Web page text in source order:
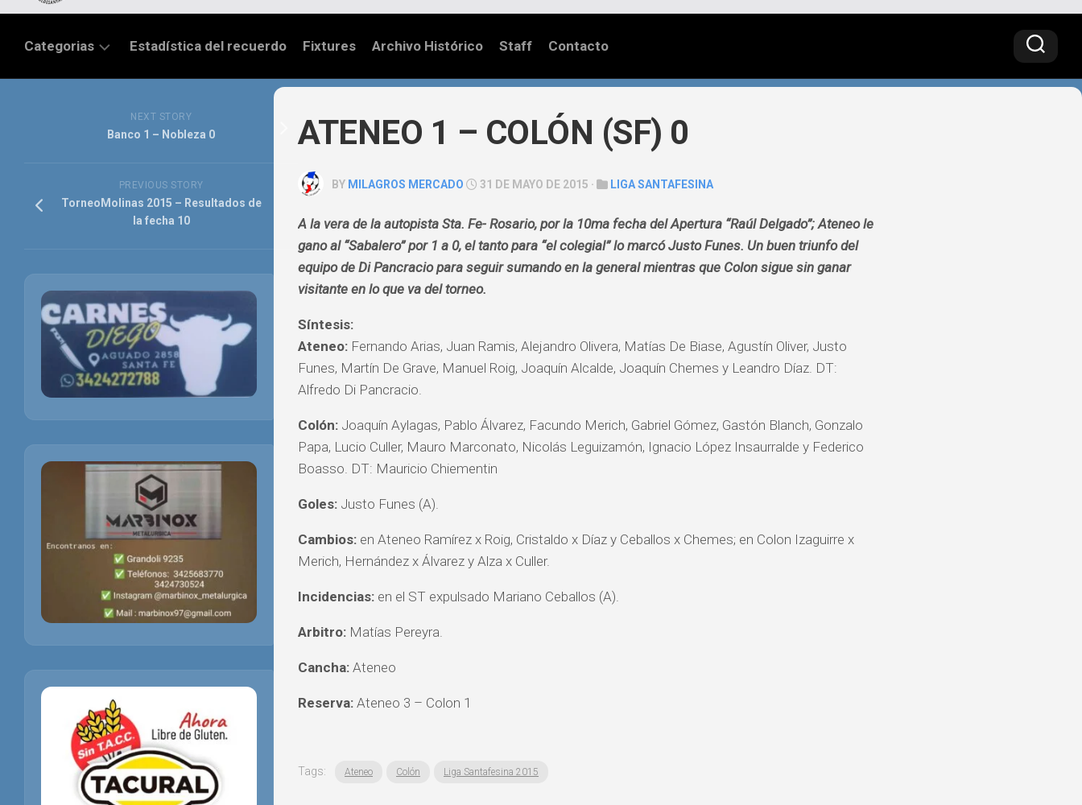
Categorias
TORNEO
FEDERAL
PRIMERA
FÚTBOL
INTERNACIONAL
Estadística del recuerdo Fixtures Archivo Histórico Staff Contacto
ATENEO 1 – COLÓN (SF) 0
BY MILAGROS MERCADO 31 DE MAYO DE 2015 · LIGA SANTAFESINA
A la vera de la autopista Sta. Fe- Rosario, por la 10ma fecha del Apertura “Raúl Delgado”; Ateneo le
gano al “Sabalero” por 1 a 0, el tanto para “el colegial” lo marcó Justo Funes. Un buen triunfo del
equipo de Di Pancracio para seguir sumando en la general mientras que Colon sigue sin ganar
visitante en lo que va del torneo.
Síntesis:
Ateneo: Fernando Arias, Juan Ramis, Alejandro Olivera, Matías De Biase, Agustín Oliver, Justo
Funes, Martín De Grave, Manuel Roig, Joaquín Alcalde, Joaquín Chemes y Leandro Díaz. DT:
Alfredo Di Pancracio.
Colón: Joaquín Aylagas, Pablo Álvarez, Facundo Merich, Gabriel Gómez, Gastón Blanch, Gonzalo
Papa, Lucio Culler, Mauro Marconato, Nicolás Leguizamón, Ignacio López Insaurralde y Federico
Boasso. DT: Mauricio Chiementin
Goles: Justo Funes (A).
Cambios: en Ateneo Ramírez x Roig, Cristaldo x Díaz y Ceballos x Chemes; en Colon Izaguirre x
Merich, Hernández x Álvarez y Alza x Culler.
Incidencias: en el ST expulsado Mariano Ceballos (A).
Arbitro: Matías Pereyra.
Cancha: Ateneo
Reserva: Ateneo 3 – Colon 1
Tags: Ateneo Colón Liga Santafesina 2015
NEXT STORY
Banco 1 – Nobleza 0
PREVIOUS STORY
‎TorneoMolinas‬ 2015 – Resultados de
la fecha 10